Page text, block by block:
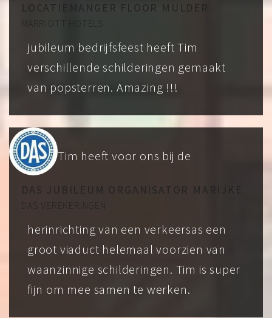
LOCATIEMANGER FLOOR MULDER
MARRIOTT HOTELS
jubileum bedrijfsfeest heeft Tim
verschillende schilderingen gemaakt
van popsterren. Amazing !!!
DAS JUBILEUM ORGANISATOR MARIJKE
DAS VEREKERINGEN
Tim heeft voor ons bij de
herinrichting van een verkeersas een
groot viaduct helemaal voorzien van
waanzinnige schilderingen. Tim is super
fijn om mee samen te werken.